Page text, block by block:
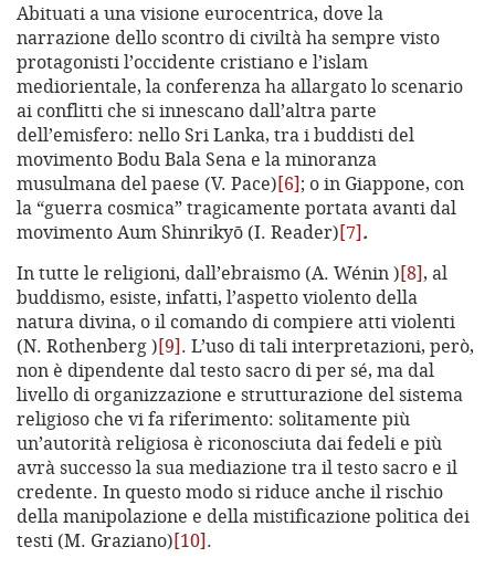
Abituati a una visione eurocentrica, dove la
narrazione dello scontro di civiltà ha sempre visto
protagonisti l’occidente cristiano e l’islam
mediorientale, la conferenza ha allargato lo scenario
ai conflitti che si innescano dall’altra parte
dell’emisfero: nello Sri Lanka, tra i buddisti del
movimento Bodu Bala Sena e la minoranza
musulmana del paese (V. Pace)[6]; o in Giappone, con
la “guerra cosmica” tragicamente portata avanti dal
movimento Aum Shinrikyō (I. Reader)[7].
In tutte le religioni, dall’ebraismo (A. Wénin )[8], al
buddismo, esiste, infatti, l’aspetto violento della
natura divina, o il comando di compiere atti violenti
(N. Rothenberg )[9]. L’uso di tali interpretazioni, però,
non è dipendente dal testo sacro di per sé, ma dal
livello di organizzazione e strutturazione del sistema
religioso che vi fa riferimento: solitamente più
un’autorità religiosa è riconosciuta dai fedeli e più
avrà successo la sua mediazione tra il testo sacro e il
credente. In questo modo si riduce anche il rischio
della manipolazione e della mistificazione politica dei
testi (M. Graziano)[10].